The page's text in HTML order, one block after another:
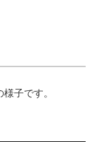
子です。